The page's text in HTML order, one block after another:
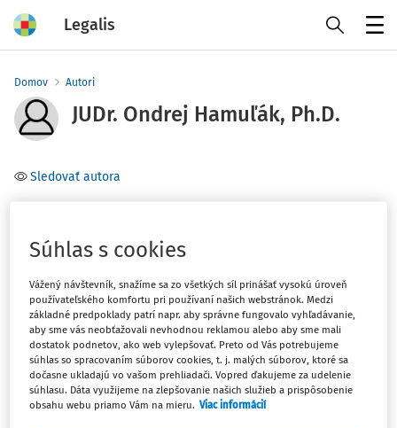
Legalis
Domov Autori
JUDr. Ondrej Hamuľák, Ph.D.
Sledovať autora
Ústavné právo
(1)
Filter
Počet vyhľadaných dokumentov:1
Zoradiť podľa:
Najnovšie
Najstaršie
Súhlas s cookies
Vážený návštevník, snažíme sa zo všetkých síl prinášať vysokú úroveň
používateľského komfortu pri používaní našich webstránok. Medzi
základné predpoklady patrí napr. aby správne fungovalo vyhľadávanie,
aby sme vás neobťažovali nevhodnou reklamou alebo aby sme mali
dostatok podnetov, ako web vylepšovať. Preto od Vás potrebujeme
súhlas so spracovaním súborov cookies, t. j. malých súborov, ktoré sa
dočasne ukladajú vo vašom prehliadači. Vopred ďakujeme za udelenie
súhlasu. Dáta využijeme na zlepšovanie našich služieb a prispôsobenie
obsahu webu priamo Vám na mieru. Viac informácií